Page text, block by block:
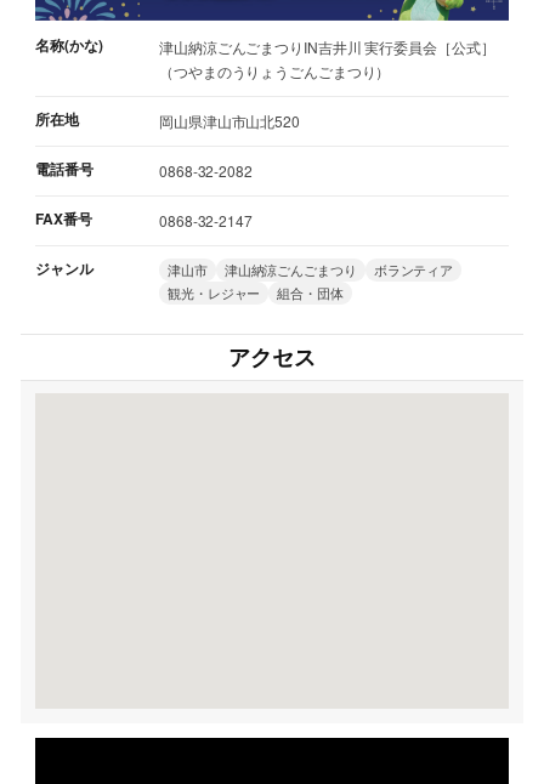
名称(かな)
津山納涼ごんごまつりIN吉井川 実行委員会［公式］
（つやまのうりょうごんごまつり）
所在地 岡山県津山市山北520
電話番号 0868-32-2082
FAX番号 0868-32-2147
ジャンル 津山市 津山納涼ごんごまつり
ボランティア
観光・レジャー
組合・団体
アクセス